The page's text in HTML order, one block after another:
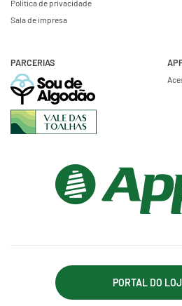
Política de privacidade
Sala de impresa
PARCERIAS
PORTAL DO